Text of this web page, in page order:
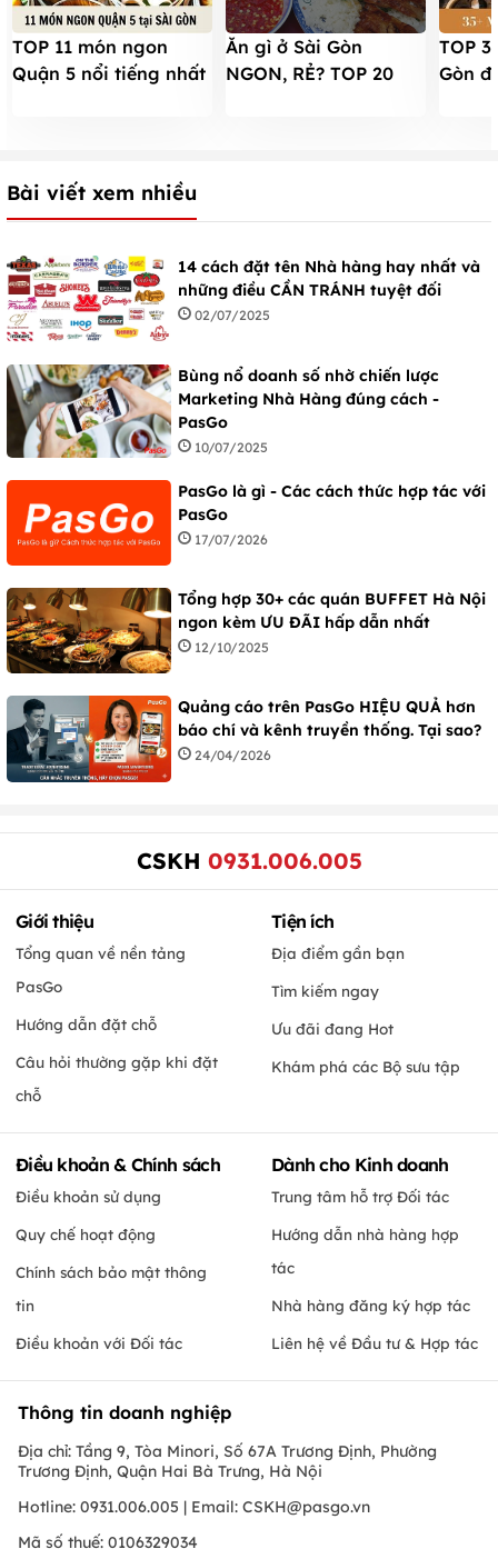
TOP 11 món ngon
Quận 5 nổi tiếng nhất
Ăn gì ở Sài Gòn
NGON, RẺ? TOP 20
TOP
Gòn
Bài viết xem nhiều
14 cách đặt tên Nhà hàng hay nhất và
những điều CẦN TRÁNH tuyệt đối
02/07/2025
Bùng nổ doanh số nhờ chiến lược
Marketing Nhà Hàng đúng cách -
PasGo
10/07/2025
PasGo là gì - Các cách thức hợp tác với
PasGo
17/07/2026
Tổng hợp 30+ các quán BUFFET Hà Nội
ngon kèm ƯU ĐÃI hấp dẫn nhất
12/10/2025
Quảng cáo trên PasGo HIỆU QUẢ hơn
báo chí và kênh truyền thống. Tại sao?
24/04/2026
CSKH 0931.006.005
Giới thiệu
Tổng quan về nền tảng
PasGo
Hướng dẫn đặt chỗ
Câu hỏi thường gặp khi đặt
chỗ
Tiện ích
Địa điểm gần bạn
Tìm kiếm ngay
Ưu đãi đang Hot
Khám phá các Bộ sưu tập
Điều khoản & Chính sách
Điều khoản sử dụng
Quy chế hoạt động
Chính sách bảo mật thông
tin
Điều khoản với Đối tác
Dành cho Kinh doanh
Trung tâm hỗ trợ Đối tác
Hướng dẫn nhà hàng hợp
tác
Nhà hàng đăng ký hợp tác
Liên hệ về Đầu tư & Hợp tác
Thông tin doanh nghiệp
Địa chỉ: Tầng 9, Tòa Minori, Số 67A Trương Định, Phường
Trương Định, Quận Hai Bà Trưng, Hà Nội
Hotline: 0931.006.005 | Email: CSKH@pasgo.vn
Mã số thuế: 0106329034